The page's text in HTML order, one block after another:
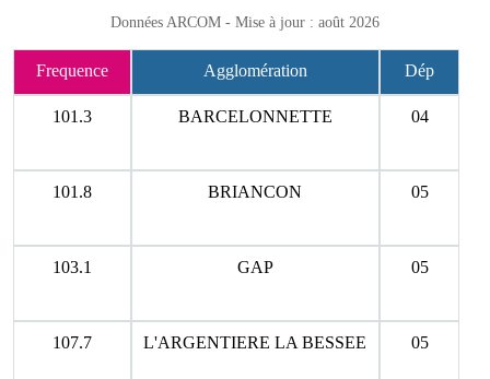
Données ARCOM - Mise à jour : août 2026
Frequence Agglomération Dép
101.3 BARCELONNETTE 04
101.8 BRIANCON 05
103.1 GAP 05
107.7 L'ARGENTIERE LA BESSEE 05